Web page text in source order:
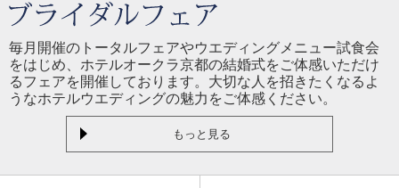
毎月開催のトータルフェアやウエディングメニュー試食会
をはじめ、ホテルオークラ京都の結婚式をご体感いただけ
るフェアを開催しております。大切な人を招きたくなるよ
うなホテルウエディングの魅力をご体感ください。
もっと見る